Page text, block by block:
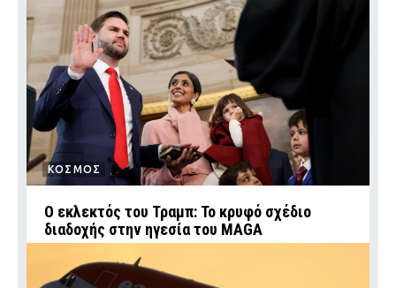
ΚΟΣΜΟΣ
Ο εκλεκτός του Τραμπ: Το κρυφό σχέδιο
διαδοχής στην ηγεσία του MAGA